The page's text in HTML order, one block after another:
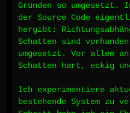
Gründen so
der Source Code
hergibt:
Schatten sind
umgesetzt. Vor allem
Schatten hart, eckig
Ich experimentiere
bestehende System zu